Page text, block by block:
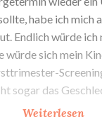
habe ich mich
Endlich würde
würde sich mein
sogar das
Weiterlesen2.